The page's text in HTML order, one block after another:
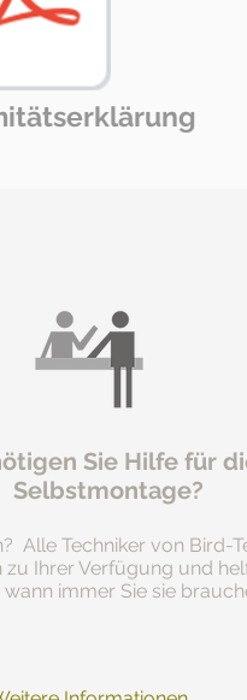
Sie Hilfe für
Selbstmontage?
Alle Techniker von Bird-
zu Ihrer Verfügung und
wann immer Sie sie